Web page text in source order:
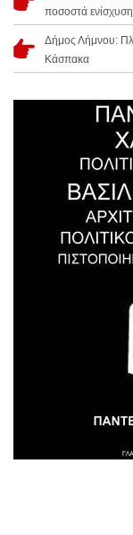
ποσοστά
Δήμος Λήμνου:
Κάσπακα